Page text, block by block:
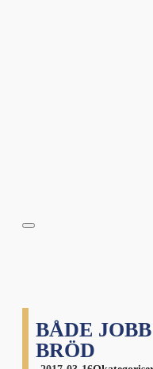
BÅDE
BRÖD